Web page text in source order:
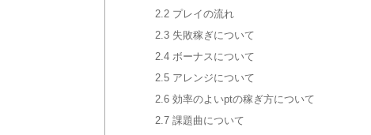
2.2 プレイの流れ
2.3 失敗稼ぎについて
2.4 ボーナスについて
2.5 アレンジについて
2.6 効率のよいptの稼ぎ方について
2.7 課題曲について